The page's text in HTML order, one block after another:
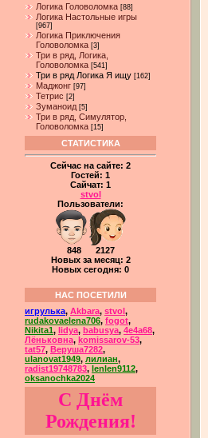
Логика Головоломка [88]
Логика Настольные игры
[967]
Логика Приключения
Головоломка [3]
Три в ряд, Логика,
Головоломка [541]
Три в ряд Логика Я ищу [162]
Маджонг [97]
Тетрис [2]
Зуманоид [5]
Три в ряд, Симулятор,
Головоломка [15]
СТАТИСТИКА
Сейчас на сайте: 2
Гостей: 1
Сайчат: 1
stvol
Пользователи:
848 2127
Новых за месяц: 2
Новых сегодня: 0
НАС ПОСЕТИЛИ
игрулька, Akbara, stvol ,
rudakovaelena706, fogot,
Nikita1, lidya, babusya, 4e4a68,
Лёньковна, komissarov-53,
tat57, Веруша7282,
ulanovat1949, лилиан,
radist19748783, lenlen9112,
oksanochka2024
С Днём
Рождения!